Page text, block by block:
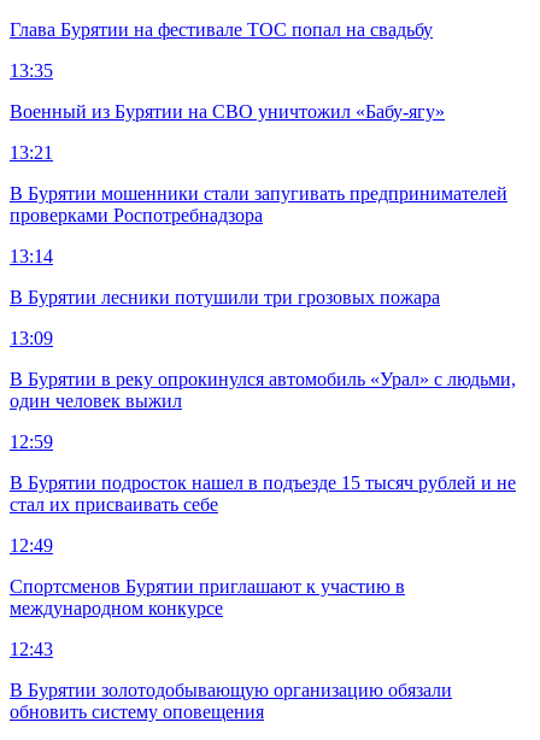
Глава Бурятии на фестивале ТОС попал на свадьбу
13:35
Военный из Бурятии на СВО уничтожил «Бабу-ягу»
13:21
В Бурятии мошенники стали запугивать предпринимателей
проверками Роспотребнадзора
13:14
В Бурятии лесники потушили три грозовых пожара
13:09
В Бурятии в реку опрокинулся автомобиль «Урал» с людьми,
один человек выжил
12:59
В Бурятии подросток нашел в подъезде 15 тысяч рублей и не
стал их присваивать себе
12:49
Спортсменов Бурятии приглашают к участию в
международном конкурсе
12:43
В Бурятии золотодобывающую организацию обязали
обновить систему оповещения